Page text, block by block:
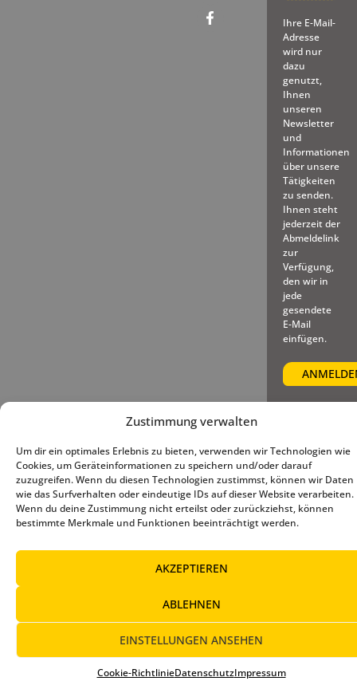
Zustimmung verwalten
Um dir ein optimales Erlebnis zu bieten, verwenden wir Technologien wie
Cookies, um Geräteinformationen zu speichern und/oder darauf
zuzugreifen. Wenn du diesen Technologien zustimmst, können wir Daten
wie das Surfverhalten oder eindeutige IDs auf dieser Website verarbeiten.
Wenn du deine Zustimmung nicht erteilst oder zurückziehst, können
bestimmte Merkmale und Funktionen beeinträchtigt werden.
AKZEPTIEREN
ABLEHNEN
EINSTELLUNGEN ANSEHEN
Cookie-RichtlinieDatenschutzImpressum
Ihre E-Mail-
Adresse
wird nur
dazu
genutzt,
Ihnen
unseren
Newsletter
und
Informationen
über unsere
Tätigkeiten
zu senden.
Ihnen steht
jederzeit der
Abmeldelink
zur
Verfügung,
den wir in
jede
gesendete
E-Mail
einfügen.
und Softball Verband e.V.
Cookie-Richtlinie (EU)